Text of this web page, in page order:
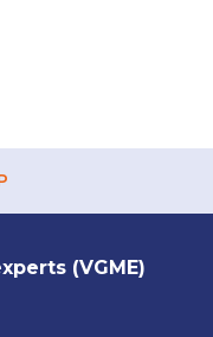
(VGME)